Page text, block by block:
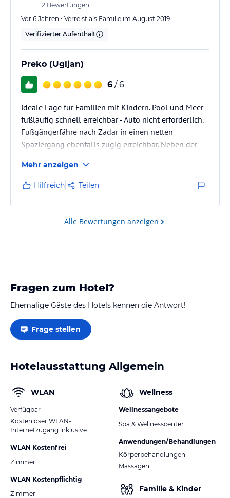
2 Bewertungen
Vor 6 Jahren • Verreist als Familie im August 2019
Verifizierter Aufenthalt
Preko (Ugljan)
6 / 6
ideale Lage für Familien mit Kindern. Pool und Meer
fußläufig schnell erreichbar - Auto nicht erforderlich.
Fußgängerfähre nach Zadar in einen netten
Spaziergang ebenfalls zügig erreichbar. Neben der
unbedingt Reisenden empfohlen werden.
Mehr anzeigen
Hilfreich Teilen
Alle Bewertungen anzeigen
Fragen zum Hotel?
Ehemalige Gäste des Hotels kennen die Antwort!
Frage stellen
Hotelausstattung Allgemein
WLAN
Verfügbar
Kostenloser WLAN-
Internetzugang inklusive
WLAN Kostenfrei
Zimmer
WLAN Kostenpflichtig
Zimmer
Wellness
Wellnessangebote
Spa & Wellnesscenter
Anwendungen/Behandlungen
Körperbehandlungen
Massagen
Familie & Kinder